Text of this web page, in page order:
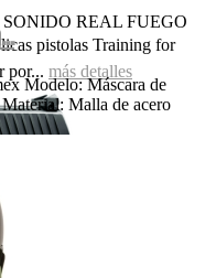
REAL FUEGO
pistolas Training for
por... más detalles
Modelo: Máscara de
Malla de acero